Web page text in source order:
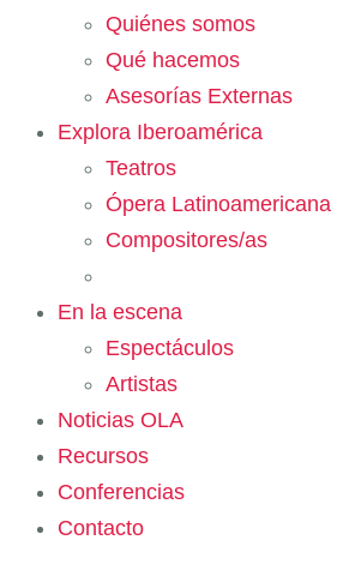
Quiénes somos
Qué hacemos
Asesorías Externas
Explora Iberoamérica
Teatros
Ópera Latinoamericana
Compositores/as
En la escena
Espectáculos
Artistas
Noticias OLA
Recursos
Conferencias
Contacto